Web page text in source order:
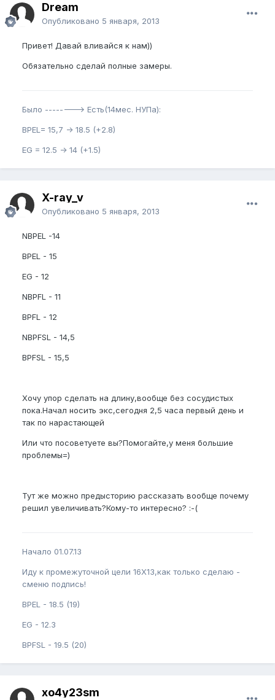
Dream
Опубликовано 5 января, 2013
Привет! Давай вливайся к нам))
Обязательно сделай полные замеры.
Было --------> Есть(14мес. НУПа):
BPEL= 15,7 -> 18.5 (+2.8)
EG = 12.5 -> 14 (+1.5)
X-ray_v
Опубликовано 5 января, 2013
NBPEL -14
BPEL - 15
EG - 12
NBPFL - 11
BPFL - 12
NBPFSL - 14,5
BPFSL - 15,5
Хочу упор сделать на длину,вообще без сосудистых
пока.Начал носить экс,сегодня 2,5 часа первый день и
так по нарастающей
Или что посоветуете вы?Помогайте,у меня большие
проблемы=)
Тут же можно предысторию рассказать вообще почему
решил увеличивать?Кому-то интересно? :-(
Начало 01.07.13
Иду к промежуточной цели 16Х13,как только сделаю -
сменю подпись!
BPEL - 18.5 (19)
EG - 12.3
BPFSL - 19.5 (20)
xo4y23sm